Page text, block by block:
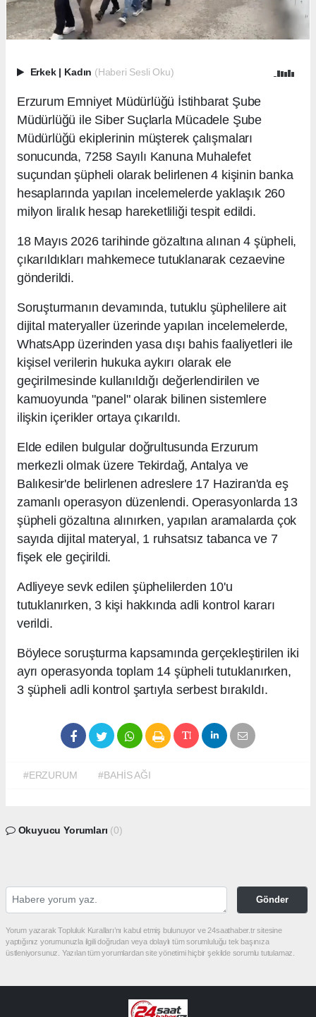
Erkek Kadın (Haberi Sesli Oku)
Erzurum Emniyet Müdürlüğü İstihbarat Şube
Müdürlüğü ile Siber Suçlarla Mücadele Şube
Müdürlüğü ekiplerinin müşterek çalışmaları
sonucunda, 7258 Sayılı Kanuna Muhalefet
suçundan şüpheli olarak belirlenen 4 kişinin banka
hesaplarında yapılan incelemelerde yaklaşık 260
milyon liralık hesap hareketliliği tespit edildi.
18 Mayıs 2026 tarihinde gözaltına alınan 4 şüpheli,
çıkarıldıkları mahkemece tutuklanarak cezaevine
gönderildi.
Soruşturmanın devamında, tutuklu şüphelilere ait
dijital materyaller üzerinde yapılan incelemelerde,
WhatsApp üzerinden yasa dışı bahis faaliyetleri ile
kişisel verilerin hukuka aykırı olarak ele
geçirilmesinde kullanıldığı değerlendirilen ve
kamuoyunda "panel" olarak bilinen sistemlere
ilişkin içerikler ortaya çıkarıldı.
Elde edilen bulgular doğrultusunda Erzurum
merkezli olmak üzere Tekirdağ, Antalya ve
Balıkesir'de belirlenen adreslere 17 Haziran'da eş
zamanlı operasyon düzenlendi. Operasyonlarda 13
şüpheli gözaltına alınırken, yapılan aramalarda çok
sayıda dijital materyal, 1 ruhsatsız tabanca ve 7
fişek ele geçirildi.
Adliyeye sevk edilen şüphelilerden 10'u
tutuklanırken, 3 kişi hakkında adli kontrol kararı
verildi.
Böylece soruşturma kapsamında gerçekleştirilen iki
ayrı operasyonda toplam 14 şüpheli tutuklanırken,
3 şüpheli adli kontrol şartıyla serbest bırakıldı.
#ERZURUM #BAHİS AĞI
Okuyucu Yorumları (0)
Gönder
Yorum yazarak Topluluk Kuralları’nı kabul etmiş bulunuyor ve 24saathaber.tr sitesine
yaptığınız yorumunuzla ilgili doğrudan veya dolaylı tüm sorumluluğu tek başınıza
üstleniyorsunuz. Yazılan tüm yorumlardan site yönetimi hiçbir şekilde sorumlu tutulamaz.